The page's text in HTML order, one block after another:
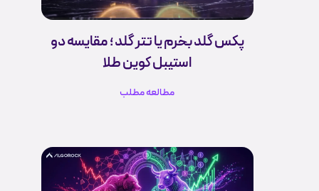
پکس گلد بخرم یا تتر گلد ؛ مقایسه دو
استیبل کوین طلا
مطالعه مطلب